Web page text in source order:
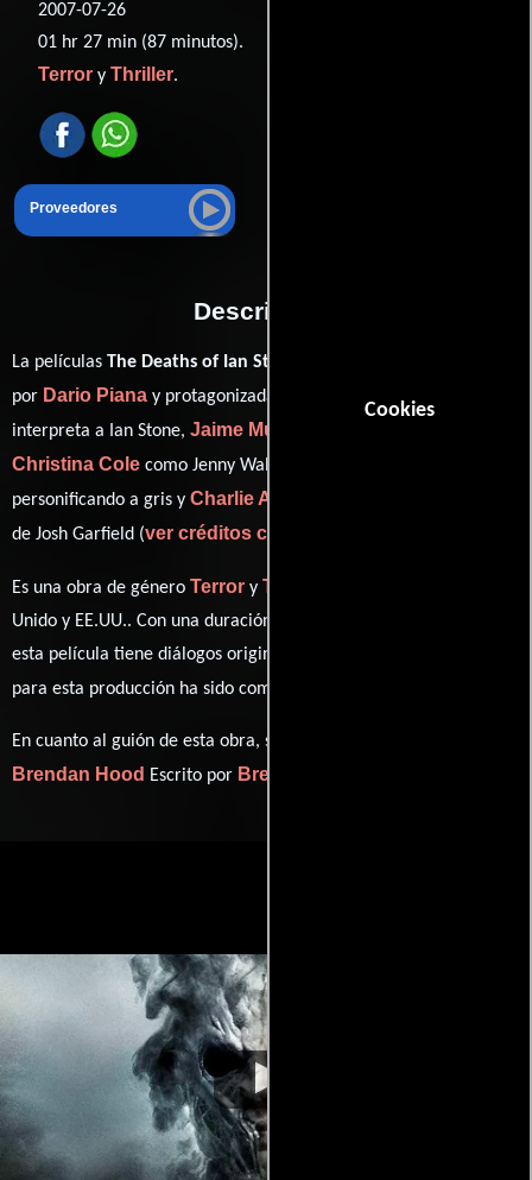
Cookies
2007-07-26
01 hr 27 min (87 minutos).
Terror y Thriller.
Proveedores
Descripción
La películas The Deaths of Ian Stone
por Dario Piana y protagonizada por
quien
interpreta a Ian Stone, Jaime Murray
Christina Cole como Jenny Walker,
personificando a gris y Charlie Anson
de Josh Garfield (ver créditos completos
Es una obra de género Terror y Thriller
Unido y EE.UU.. Con una duración de 01 hr 27 min (87 minutos),
esta película tiene diálogos originales en
para esta producción ha sido compuesta por
En cuanto al guión de esta obra, se encuentra a cargo de
Brendan Hood Escrito por Brendan Hood